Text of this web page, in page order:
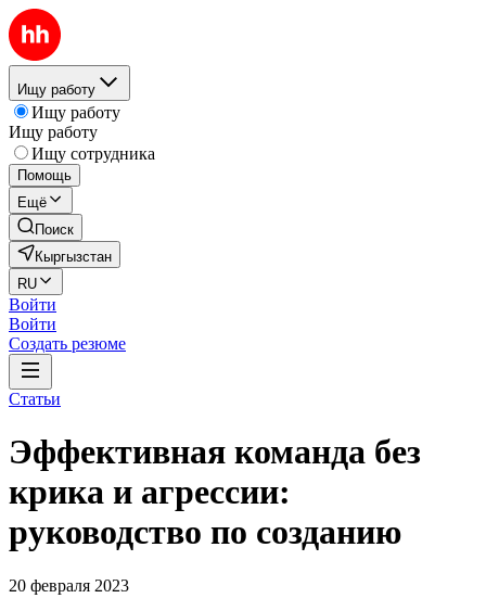
Ищу работу
Ищу работу
Ищу работу
Ищу сотрудника
Помощь
Ещё
Поиск
Кыргызстан
RU
Войти
Войти
Создать резюме
Статьи
Эффективная команда без
крика и агрессии:
руководство по созданию
20 февраля 2023